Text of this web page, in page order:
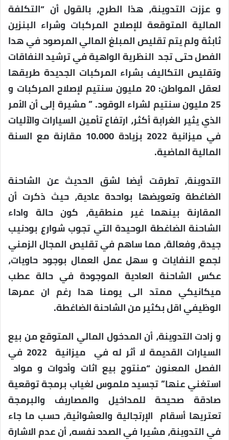
و عززت التدوينة، هذا الطرح، بالقول أن “التكلفة
المالية المتوقعة للإصلاح المركبات وشراء البنزين
ثابثة ولم يتم تقليص المبلغ المالي المرصود في هدا
الفصل حتى تجد النظرية الواهية في ترشيد النفاقات
وتقليص التكاليف بشراء المركبات الجديدة طريقها
لعقل المواطن: 20 مليون سنتيم لإصلاح المركبات و
25 مليون سنتيم لشراء الوقود. ” مشيرة إلى أن الأمر
الذي يثير الغرابة أكثر، ارتفاع تأمين السيارات والآليات
في ميزانية 2022 بزيادة 10.000 مقارنة مع السنة
المالية الماضية.
التدوينة، تطرقت أيضا لشق الحديث عن الشاحنة
الضاغطة وتعويضها بواحدة عادية، حيث ذكرت أن
المقارنة بينهما غير منطقية، كون حالة واداء
الشاحنة الضاغطة الوحيدة التي تجوب شوارع بودنيب
جيدة، وفعالة، مما ساهم في تقليص المجال الزمني
لجمع النفايات و سهل عمل العمال بوجود حاويات،
عكس الشاحنة العادية الموجودة في حالة عطب
ميكانيكي ممتد الى يومنا هدا رغم ان عمرها
الوظيفي اقل بكثير من الشاحنة الضاغطة.
و زادت التدوينة، أن المدخول المالي المتوقع من بيع
السيارات القديمة لا أثر له في ميزانية 2022 في
الفصل المعنون “منتوج بيع اثات وأدوات و مواد
استغني عنها” تجسيد ملموس لغياب برمجة توقعية
صادقة صحيحة للمداخيل والمصاريف والبرمجة
تعتريها أسقام الإرتجالية والعشوائية، حسب ما جاء
في التدوينة، مشيرا في الصدد نفسه، أن عدم الاشارة